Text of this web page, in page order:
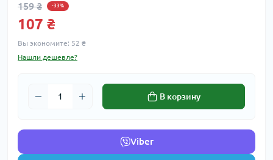
159 ₴ -33%
107 ₴
Вы экономите: 52 ₴
Нашли дешевле?
В корзину
Viber